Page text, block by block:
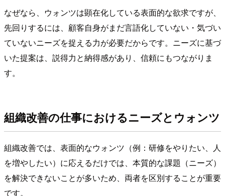
なぜなら、ウォンツは顕在化している表面的な欲求ですが、
先回りするには、顧客自身がまだ言語化していない・気づい
ていないニーズを捉える力が必要だからです。ニーズに基づ
いた提案は、説得力と納得感があり、信頼にもつながりま
す。
組織改善の仕事におけるニーズとウォンツ
組織改善では、表面的なウォンツ（例：研修をやりたい、人
を増やしたい）に応えるだけでは、本質的な課題（ニーズ）
を解決できないことが多いため、両者を区別することが重要
です。